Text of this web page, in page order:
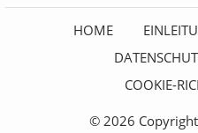
HOME
COOKIE-
© 2026